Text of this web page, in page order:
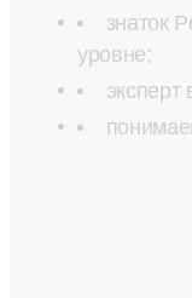
знаток
уровне;
эксперт